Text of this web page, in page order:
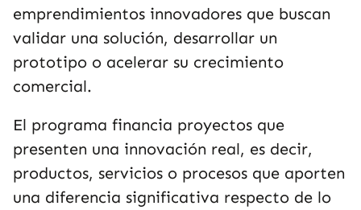
emprendimientos innovadores que buscan
validar una solución, desarrollar un
prototipo o acelerar su crecimiento
comercial.
El programa financia proyectos que
presenten una innovación real, es decir,
productos, servicios o procesos que aporten
una diferencia significativa respecto de lo